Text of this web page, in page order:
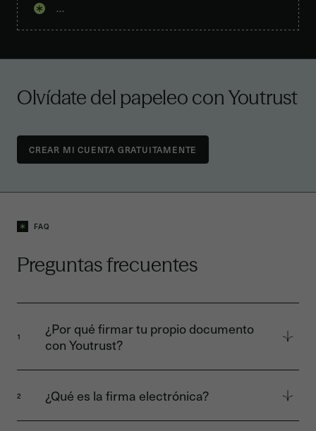
...
Olvídate del papeleo con Youtrust
FAQ
Preguntas frecuentes
1
¿Por qué firmar tu propio documento
con Youtrust?
Cuando se trata de firmar tú mismo un
documento, existen numerosas soluciones,
¡pero no todas son legales! Por ejemplo, firmar
directamente un documento con las
2 ¿Qué es la firma electrónica?
La firma electrónica es un proceso técnico y